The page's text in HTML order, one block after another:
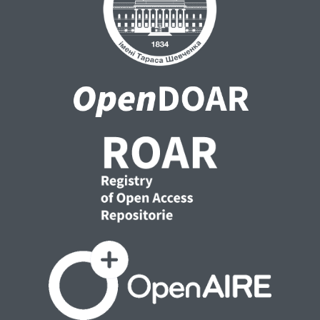
відповідальність за те, щоб його або її
поведінка відповідала стандартам
належної наукової практики. Їхні обов'язки
не обмежуються дотриманням вимог
зобов'язання використовувати свої
знання, досвід та навички таким чином,
оцінити.Набагато пізніше Україна на
законодавчому рівні почала дбати про
академічну доброчесність, що дає змогу
продовжувати термін та вчитися у інших
країн.Доведено, що Україна може
академічної доброчесності, оскільки
кожен університет у межах своїх
статутних повноважень повинен
відповідати за організацію дослідження,
його цілісність та науковість. Тому досвід